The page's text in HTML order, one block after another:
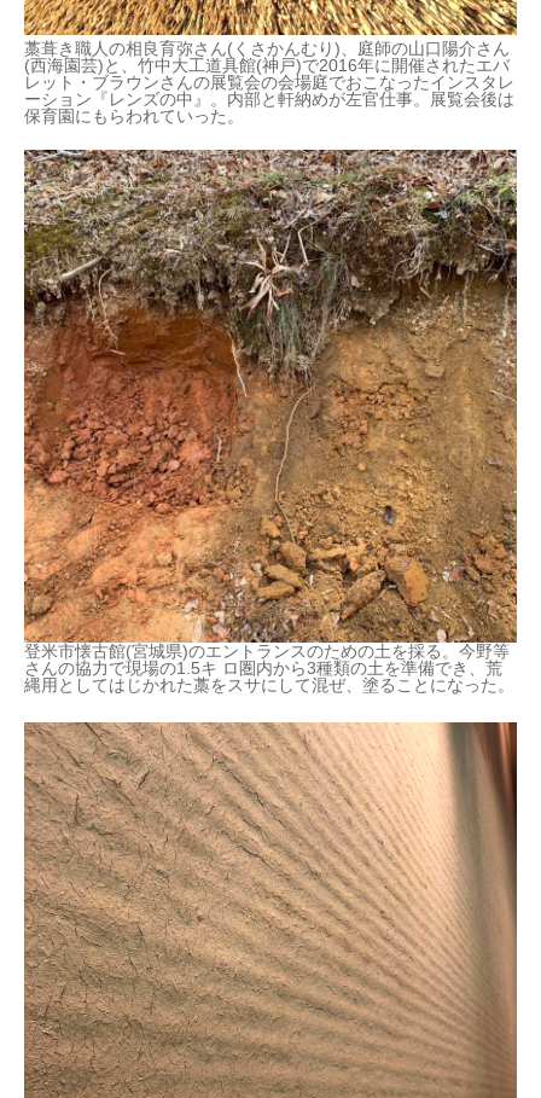
藁葺き職人の相良育弥さん(くさかんむり)、庭師の山口陽介さん
(西海園芸)と、竹中大工道具館(神戸)で2016年に開催されたエバ
レット・ブラウンさんの展覧会の会場庭でおこなったインスタレ
ーション『レンズの中』。内部と軒納めが左官仕事。展覧会後は
保育園にもらわれていった。
登米市懐古館(宮城県)のエントランスのための土を採る。今野等
さんの協力で現場の1.5キ ロ圏内から3種類の土を準備でき、荒
縄用としてはじかれた藁をスサにして混ぜ、塗ることになった。